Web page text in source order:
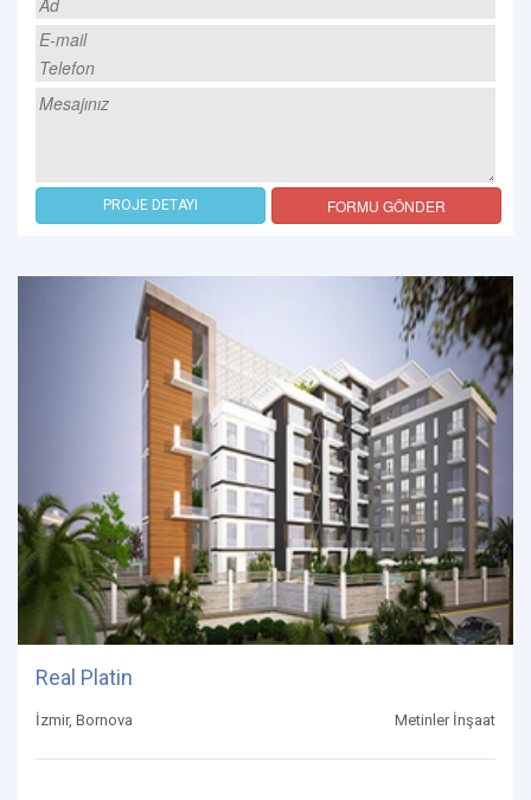
PROJE DETAYI FORMU GÖNDER
Real Platin
İzmir, Bornova Metinler İnşaat